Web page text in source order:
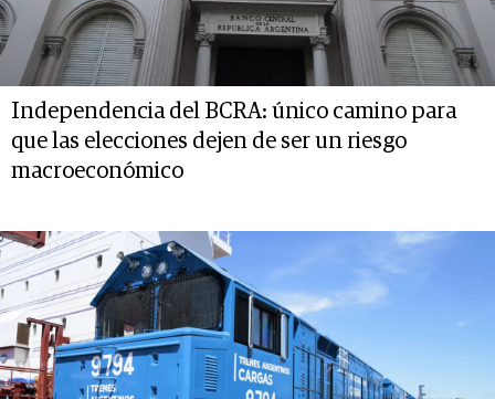
Independencia del BCRA: único camino para
que las elecciones dejen de ser un riesgo
macroeconómico